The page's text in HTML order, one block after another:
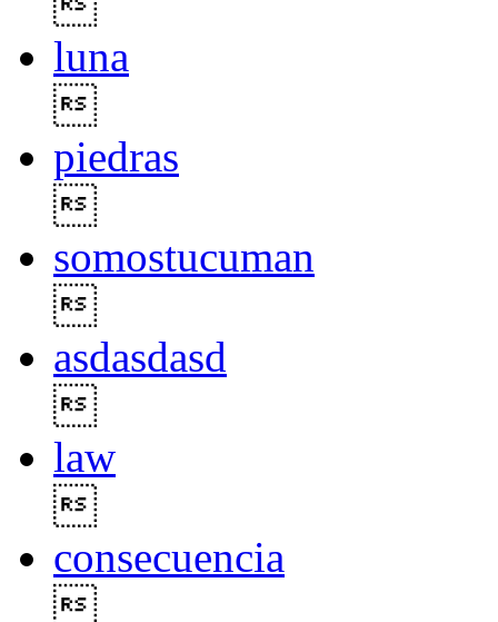
luna
piedras
somostucuman
asdasdasd
law
consecuencia